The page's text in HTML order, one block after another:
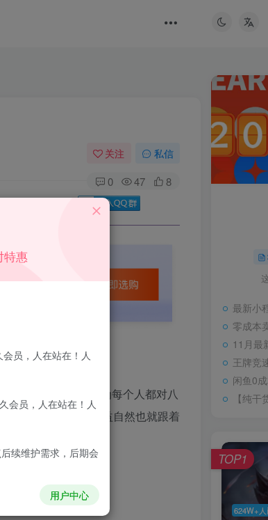
关注 私信
0 47 8
们删除！Q群：
的人都特别多。因为每个人都对八
样，越积越多，收益自然也就跟着
最新小程序挂
零成本卖短剧
11月最新
王牌竞速手游3.0
闲鱼0成本
【纯干货
624W+
TOP1
特惠
员，人在站在！人
会员，人在站在！人
续维护需求，后期会
用户中心